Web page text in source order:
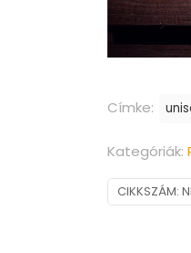
Címke:
Kategóriák:
CIKKSZÁM: